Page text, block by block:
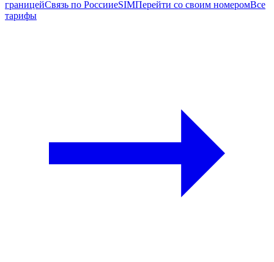
границейСвязь по РоссииeSIMПерейти со своим номеромВсе
тарифы